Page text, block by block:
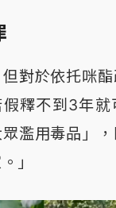
對於依托咪酯
釋不到3年就
濫用毒品」
」